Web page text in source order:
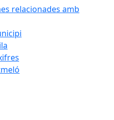
relacionades amb